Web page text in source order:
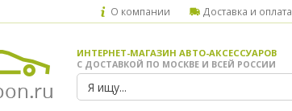
О компании Доставка и оплата
ИНТЕРНЕТ-МАГАЗИН АВТО-АКСЕССУАРОВ
С ДОСТАВКОЙ ПО МОСКВЕ И ВСЕЙ РОССИИ